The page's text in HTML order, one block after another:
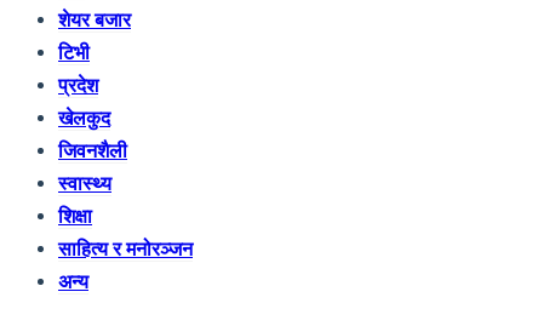
शेयर बजार
टिभी
प्रदेश
खेलकुद
जिवनशैली
स्वास्थ्य
शिक्षा
साहित्य र मनोरञ्जन
अन्य